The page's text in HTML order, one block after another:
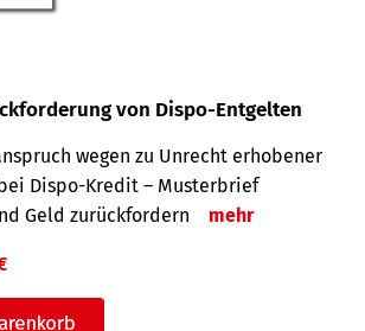
von Dispo-Entgelten
wegen zu Unrecht erhobener
Dispo-Kredit – Musterbrief
Geld zurückfordern
mehr